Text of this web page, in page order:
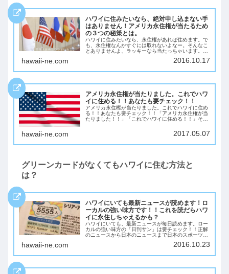
ハワイに住みたいなら、絶対申し込まない手
はありません！アメリカ永住権が当たるため
の３つの秘策とは。
ハワイに住みたいなら、永住権があれば住めます。で
も、永住権なんかすぐには取れないよなー。そんなこ
とありませんよ、ラッキーなら当たっちゃいます。ハ
DV-2022に申し込んみましょう。管理人AKA...
hawaii-ne.com 2016.10.17
アメリカ永住権が当たりました。これでハワ
イに住める！！あなたも要チェック！！
アメリカ永住権が当たりました。これでハワイに住め
る！！あなたも要チェック！！「アメリカ永住権が当
たりました！！」「これでハワイに住める！！」そん
DVプログラム（アメリカ抽選永住権）の抽選結...
hawaii-ne.com 2017.05.07
グリーンカードがなくてもハワイに住む方法と
は？
ハワイにいても最新ニュースが読めます！ロ
ーカルの強い味方です！！これを読だらハワ
イに永住しちゃえるかも？
ハワイにいても、最新ニュースが毎日読めます。ロー
カルの強い味方の「日刊サン」は要チェック！！正解
のニュースから日本のニュースまで日本のスポーツ新
ろん、ハワイローカルのレストラン情報やイベント
hawaii-ne.com 2016.10.23